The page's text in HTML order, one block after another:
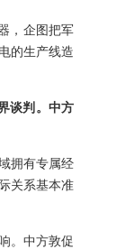
，企图把军
的生产线造
谈判。中方
拥有专属经
关系基本准
。中方敦促